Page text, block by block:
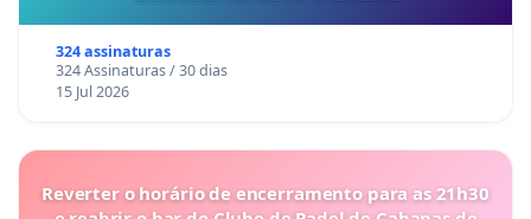
324 assinaturas
324 Assinaturas / 30 dias
15 Jul 2026
Reverter o horário de encerramento para as 21h30